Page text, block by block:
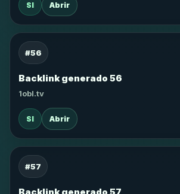
SI Abrir
#56
Backlink generado 56
1obl.tv
SI Abrir
#57